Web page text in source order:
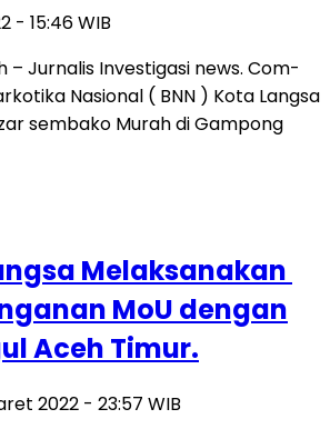
- 15:46 WIB
– Jurnalis Investigasi news. Com-
Nasional ( BNN ) Kota Langsa
sembako Murah di Gampong
Melaksanakan
MoU dengan
Aceh Timur.
2022 - 23:57 WIB